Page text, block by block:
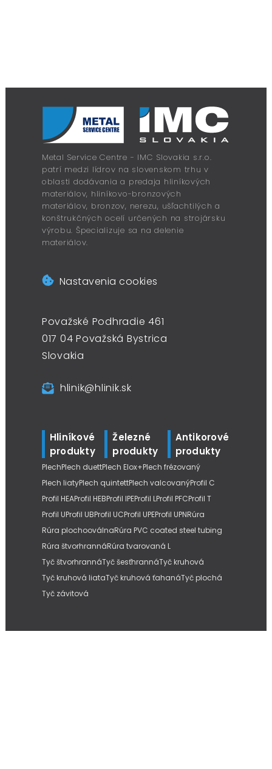
Metal Service Centre - IMC Slovakia s.r.o.
patrí medzi lídrov na slovenskom trhu v
oblasti dodávania a predaja hliníkových
materiálov, hliníkovo-bronzových
materiálov, bronzov, nerezu, ušľachtilých a
konštrukčných ocelí určených na strojársku
výrobu. Špecializuje sa na delenie
materiálov.
Nastavenia cookies
Považské Podhradie 461
017 04 Považská Bystrica
Slovakia
hlinik@hlinik.sk
Hliníkové
produkty
Železné
produkty
Antikorové
produkty
PlechPlech duettPlech Elox+Plech frézovaný
Plech liatyPlech quintettPlech valcovanýProfil C
Profil HEAProfil HEBProfil IPEProfil LProfil PFCProfil T
Profil UProfil UBProfil UCProfil UPEProfil UPNRúra
Rúra plochooválnaRúra PVC coated steel tubing
Rúra štvorhrannáRúra tvarovaná L
Tyč štvorhrannáTyč šesťhrannáTyč kruhová
Tyč kruhová liataTyč kruhová ťahanáTyč plochá
Tyč závitová